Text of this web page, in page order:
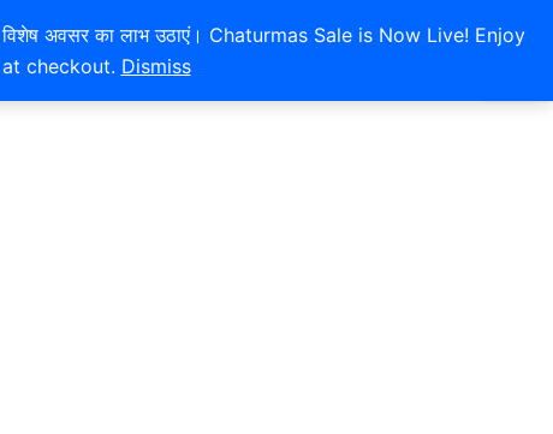
विशेष अवसर का लाभ उठाएं। Chaturmas Sale is Now Live! Enjoy
checkout. Dismiss